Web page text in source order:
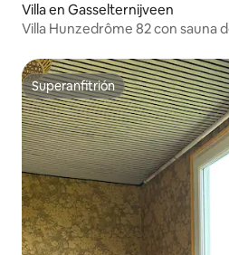
Villa en Gasselternijveen
Villa Hunzedrôme 82 con sauna
Superanfitrión
Superanfitrión